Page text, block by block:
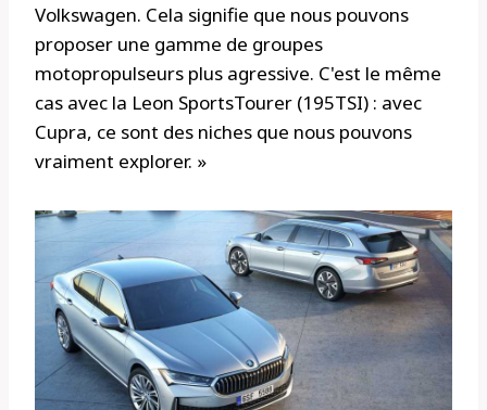
Volkswagen. Cela signifie que nous pouvons
proposer une gamme de groupes
motopropulseurs plus agressive. C'est le même
cas avec la Leon SportsTourer (195TSI) : avec
Cupra, ce sont des niches que nous pouvons
vraiment explorer. »